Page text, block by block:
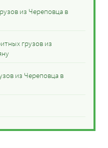
из Череповца в
грузов из
из Череповца в